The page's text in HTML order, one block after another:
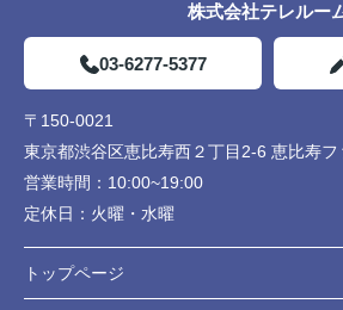
株式会社テレルー
03-6277-5377
〒150-0021
東京都渋谷区恵比寿西２丁目2-6 恵比寿
営業時間： 10:00~19:00
定休日： 火曜・水曜
トップページ